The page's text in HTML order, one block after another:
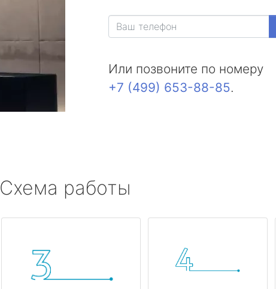
Или позвоните по номеру
+7 (499) 653-88-85.
Схема работы